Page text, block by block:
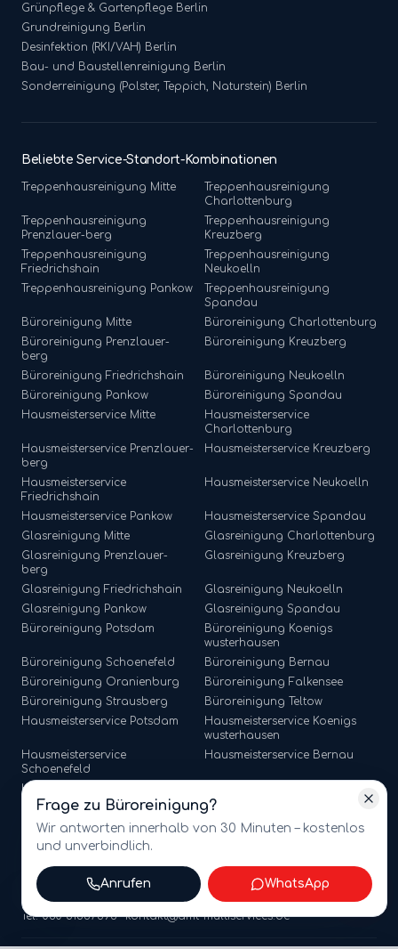
Grünpflege & Gartenpflege Berlin
Grundreinigung Berlin
Desinfektion (RKI/VAH) Berlin
Bau- und Baustellenreinigung Berlin
Sonderreinigung (Polster, Teppich, Naturstein) Berlin
Beliebte Service-Standort-Kombinationen
Treppenhausreinigung Mitte
Treppenhausreinigung
Charlottenburg
Treppenhausreinigung
Prenzlauer-berg
Treppenhausreinigung
Kreuzberg
Treppenhausreinigung
Friedrichshain
Treppenhausreinigung
Neukoelln
Treppenhausreinigung Pankow
Treppenhausreinigung
Spandau
Büroreinigung Mitte Büroreinigung Charlottenburg
Büroreinigung Prenzlauer-
berg
Büroreinigung Kreuzberg
Büroreinigung Friedrichshain Büroreinigung Neukoelln
Büroreinigung Pankow Büroreinigung Spandau
Hausmeisterservice Mitte
Hausmeisterservice
Charlottenburg
Hausmeisterservice Prenzlauer-
berg
Hausmeisterservice Kreuzberg
Hausmeisterservice
Friedrichshain
Hausmeisterservice Neukoelln
Hausmeisterservice Pankow Hausmeisterservice Spandau
Glasreinigung Mitte Glasreinigung Charlottenburg
Glasreinigung Prenzlauer-
berg
Glasreinigung Kreuzberg
Glasreinigung Friedrichshain Glasreinigung Neukoelln
Glasreinigung Pankow Glasreinigung Spandau
Büroreinigung Potsdam Büroreinigung Koenigs
wusterhausen
Büroreinigung Schoenefeld Büroreinigung Bernau
Büroreinigung Oranienburg Büroreinigung Falkensee
Büroreinigung Strausberg Büroreinigung
Teltow
Hausmeisterservice Potsdam Hausmeisterservice Koenigs
wusterhausen
Hausmeisterservice
Schoenefeld
Hausmeisterservice Bernau
Hausmeisterservice
Oranienburg
Hausmeisterservice Strausberg Hausmeisterservice Teltow
2026
amt multiservices GmbH · Märkische Straße 65, 15806
Zossen · USt-ID: DE341721368
Tel. 030 81867596 · kontakt@amt-multiservices.de
Frage zu Büroreinigung?
Wir antworten innerhalb von 30 Minuten – kostenlos
und unverbindlich.
Anrufen WhatsApp